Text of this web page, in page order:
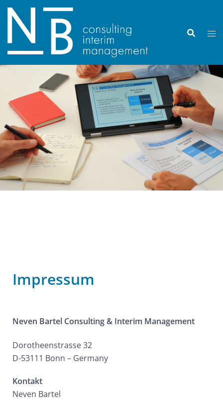
Impressum
Neven Bartel Consulting & Interim Management
Dorotheenstrasse 32
D-53111 Bonn – Germany
Kontakt
Neven Bartel